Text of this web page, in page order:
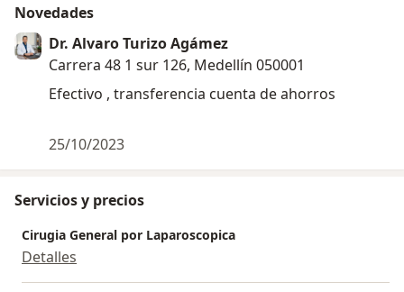
Novedades
Dr. Alvaro Turizo Agámez
Carrera 48 1 sur 126, Medellín 050001
Efectivo , transferencia cuenta de ahorros
25/10/2023
Servicios y precios
Cirugia General por Laparoscopica
Detalles